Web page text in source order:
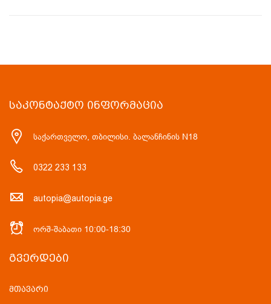
ᲡᲐᲙᲝᲜᲢᲐᲥᲢᲝ ᲘᲜᲤᲝᲠᲛᲐᲪᲘᲐ
საქართველო, თბილისი. ბალანჩინის N18
0322 233 133
autopia@autopia.ge
ორშ-შაბათი 10:00-18:30
ᲒᲕᲔᲠᲓᲔᲑᲘ
მთავარი